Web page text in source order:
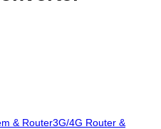
& Router3G/4G Router &